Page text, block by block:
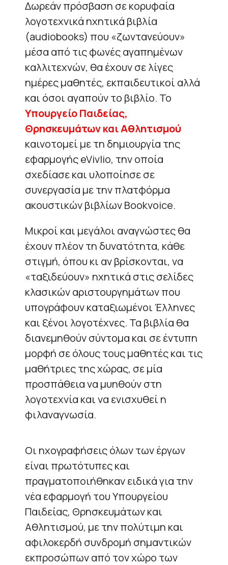
Δωρεάν πρόσβαση σε κορυφαία
λογοτεχνικά ηχητικά βιβλία
(audiobooks) που «ζωντανεύουν»
μέσα από τις φωνές αγαπημένων
καλλιτεχνών, θα έχουν σε λίγες
ημέρες μαθητές, εκπαιδευτικοί αλλά
και όσοι αγαπούν το βιβλίο. Το
Υπουργείο Παιδείας,
Θρησκευμάτων και Αθλητισμού
καινοτομεί με τη δημιουργία της
εφαρμογής eVivlio, την οποία
σχεδίασε και υλοποίησε σε
συνεργασία με την πλατφόρμα
ακουστικών βιβλίων Bookvoice.
Μικροί και μεγάλοι αναγνώστες θα
έχουν πλέον τη δυνατότητα, κάθε
στιγμή, όπου κι αν βρίσκονται, να
«ταξιδεύουν» ηχητικά στις σελίδες
κλασικών αριστουργημάτων που
υπογράφουν καταξιωμένοι Έλληνες
και ξένοι λογοτέχνες. Τα βιβλία θα
διανεμηθούν σύντομα και σε έντυπη
μορφή σε όλους τους μαθητές και τις
μαθήτριες της χώρας, σε μία
προσπάθεια να μυηθούν στη
λογοτεχνία και να ενισχυθεί η
φιλαναγνωσία.
Οι ηχογραφήσεις όλων των έργων
είναι πρωτότυπες και
πραγματοποιήθηκαν ειδικά για την
νέα εφαρμογή του Υπουργείου
Παιδείας, Θρησκευμάτων και
Αθλητισμού, με την πολύτιμη και
αφιλοκερδή συνδρομή σημαντικών
εκπροσώπων από τον χώρο των